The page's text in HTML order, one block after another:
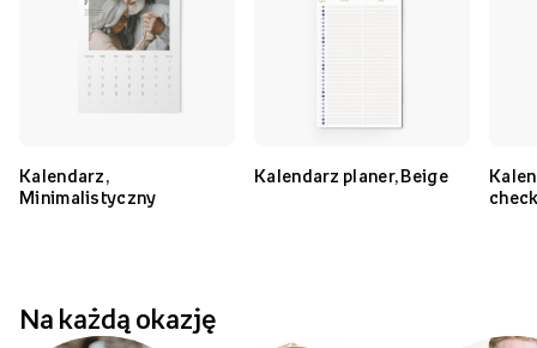
Kalendarz,
Minimalistyczny
Kalendarz planer, Beige
Na każdą okazję